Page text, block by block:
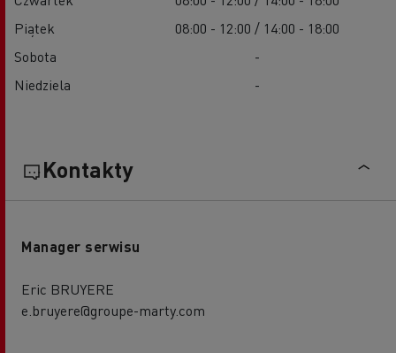
Piątek
08:00 - 12:00 / 14:00 - 18:00
Sobota
-
Niedziela
-
Kontakty
Manager serwisu
Eric BRUYERE
e.bruyere@groupe-marty.com